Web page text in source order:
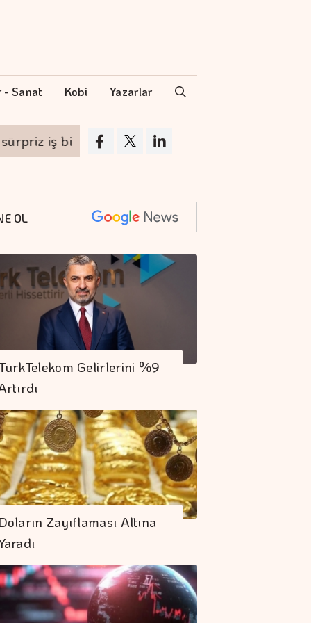
- Sanat Kobi Yazarlar
iş birliği Türkiye İş Bankası Resim
OL
Gelirlerini %9
Doların Zayıflaması Altına
Gamze Yücel'den
Sevgiye Bilimsel
Modern Alman
Edebiyatı